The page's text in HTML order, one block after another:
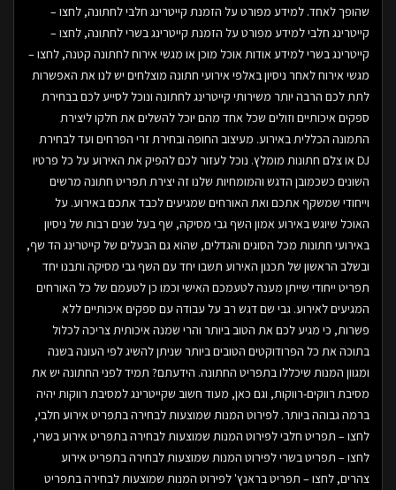
שהופך לאחד. למידע מפורט על הזמנת קייטרינג חלבי לחתונה, לחצו –
קייטרינג חלבי למידע מפורט על הזמנת קייטרינג בשרי לחתונה, לחצו –
קייטרינג בשרי למידע אודות אוכל מוכן או מגשי אירוח לחתונה קטנה, לחצו –
מגשי אירוח לאחר ניסיון באלפי אירועי חתונה מוצלחים יש לנו את האפשרות
לתת לכם הרבה יותר משירותי קייטרינג לחתונה ונוכל לסייע לכם בבחירת
ספקים איכותיים וזולים שכל אחד מהם יוכל להשלים את חלקו ליצירת
התמונה הכללית באירוע. מעיצוב החופה ובחירת זרי הפרחים ועד לבחירת
DJ או צלם חתונות מומלץ. נוכל לעזור לכם להפיק את האירוע על כל פרטיו
השונים כשכמובן הדגש והמומחיות שלנו זה יצירת תפריט חתונה מרשים
וייחודי שמשקף אתכם ואת האורחים שמגיעים לכבד אתכם באירוע. על
האוכל שיוגש באירוע אמון השף גבי מסיקה, שף בעל שנים רבות של ניסיון
באירועי חתונות מכל הסוגים והגדלים, שהוא גם הבעלים של קייטרינג הד שף,
ובשלב הראשון של תכנון האירוע תשבו יחד עם השף גבי מסיקה ותבנו יחד
תפריט ייחודי שייתן מענה לטעמכם האישי וכמו כן לטעמם של כל האורחים
המגיעים לאירוע. גבי שם דגש רב על עבודה עם ספקים איכותיים ללא
פשרות, כי מגיע לכם את הטוב ביותר והרי שמנה איכותית צריכה לכלול
בתוכה את כל הפרודוקטים הטובים ביותר שניתן להשיג לפי העונה בשנה
ומגוון המנות שיכללו בתפריט החתונה. הידעתם? תמיד לפני החתונה יש את
מסיבת רווקים-רווקות, וגם כאן, מעוד חשוב שקייטרינג למסיבת רווקות יהיה
ברמה גבוהה ביותר. לפירוט המנות שמוצעות לבחירה בתפריט אירוע חלבי,
לחצו – תפריט חלבי לפירוט המנות שמוצעות לבחירה בתפריט אירוע בשרי,
לחצו – תפריט בשרי לפירוט המנות שמוצעות לבחירה בתפריט אירוע
צהרים, לחצו – תפריט בראנץ' לפירוט המנות שמוצעות לבחירה בתפריט